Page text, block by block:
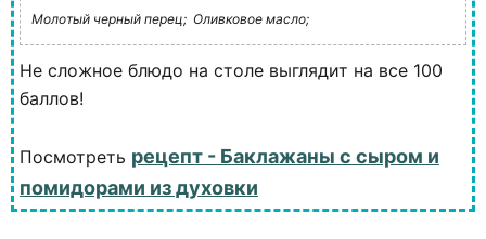
Молотый черный перец; Оливковое масло;
Не сложное блюдо на столе выглядит на все 100
баллов!
Посмотреть рецепт - Баклажаны с сыром и
помидорами из духовки